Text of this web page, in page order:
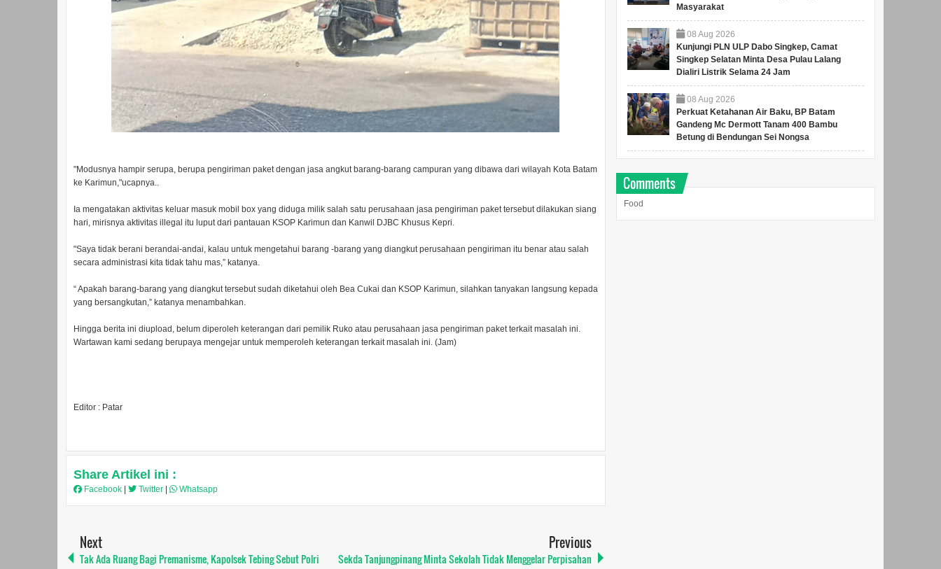
"Modusnya hampir serupa, berupa pengiriman paket dengan jasa angkut barang-barang campuran yang dibawa dari wilayah Kota Batam
ke Karimun,"ucapnya..
Ia mengatakan aktivitas keluar masuk mobil box yang diduga milik salah satu perusahaan jasa pengiriman paket tersebut dilakukan siang
hari, mirisnya aktivitas illegal itu luput dari pantauan KSOP Karimun dan Kanwil DJBC Khusus Kepri.
"Saya tidak berani berandai-andai, kalau untuk mengetahui barang -barang yang diangkut perusahaan pengiriman itu benar atau salah
secara administrasi kita tidak tahu mas,” katanya.
“ Apakah barang-barang yang diangkut tersebut sudah diketahui oleh Bea Cukai dan KSOP Karimun, silahkan tanyakan langsung kepada
yang bersangkutan,” katanya menambahkan.
Hingga berita ini diupload, belum diperoleh keterangan dari pemilik Ruko atau perusahaan jasa pengiriman paket terkait masalah ini.
Wartawan kami sedang berupaya mengejar untuk memperoleh keterangan terkait masalah ini. (Jam)
Editor : Patar
Share Artikel ini :
Facebook Twitter Whatsapp
Next
Tak Ada Ruang Bagi Premanisme, Kapolsek Tebing Sebut Polri
Previous
Sekda Tanjungpinang Minta Sekolah Tidak Menggelar Perpisahan
Masyarakat
08 Aug 2026
Kunjungi PLN ULP Dabo Singkep, Camat
Singkep Selatan Minta Desa Pulau Lalang
Dialiri Listrik Selama 24 Jam
08 Aug 2026
Perkuat Ketahanan Air Baku, BP Batam
Gandeng Mc Dermott Tanam 400 Bambu
Betung di Bendungan Sei Nongsa
Comments
Food